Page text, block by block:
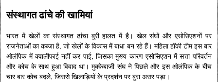
संस्थागत ढांचे की खामियां
भारत में खेलों का संस्थागत ढांचा बुरी हालत में है। खेल संघों और एसोसिएशनों पर
राजनेताओं का कब्जा है, जो खेलों के विकास में बाधा बन रहे हैं। महिला हॉकी टीम इस बार
ओलंपिक में क्वालीफाई नहीं कर पाई, जिसका मुख्य कारण एसोसिएशन में सत्ता परिवर्तन
और कोच के साथ हुआ विवाद था। मुक्केबाजी संघ ने पिछले और इस ओलंपिक के बीच
चार बार कोच बदले, जिससे खिलाड़ियों के प्रदर्शन पर बुरा असर पड़ा।